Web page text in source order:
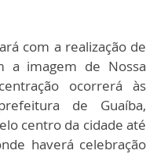
com a realização de
a imagem de Nossa
ocorrerá às
de Guaíba,
centro da cidade até
haverá celebração